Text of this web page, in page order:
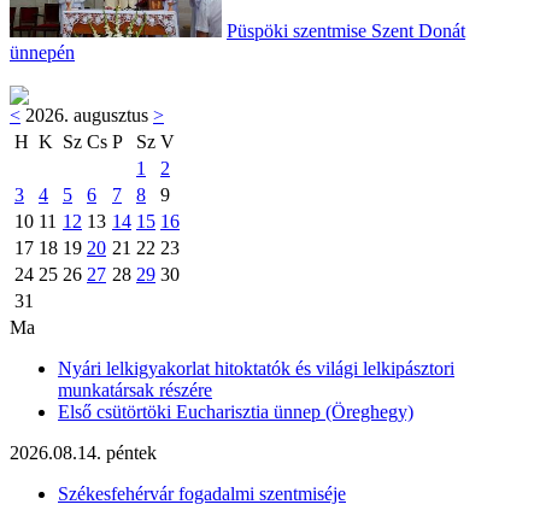
Püspöki szentmise Szent Donát
ünnepén
< 2026. augusztus >
H K Sz Cs P Sz V
1
2
3
4 5 6 7 8
9
10 11 12 13 14 15 16
17 18 19 20 21 22 23
24 25 26 27 28 29 30
31
Ma
Nyári lelkigyakorlat hitoktatók és világi lelkipásztori
munkatársak részére
Első csütörtöki Eucharisztia ünnep (Öreghegy)
2026.08.14. péntek
Székesfehérvár fogadalmi szentmiséje